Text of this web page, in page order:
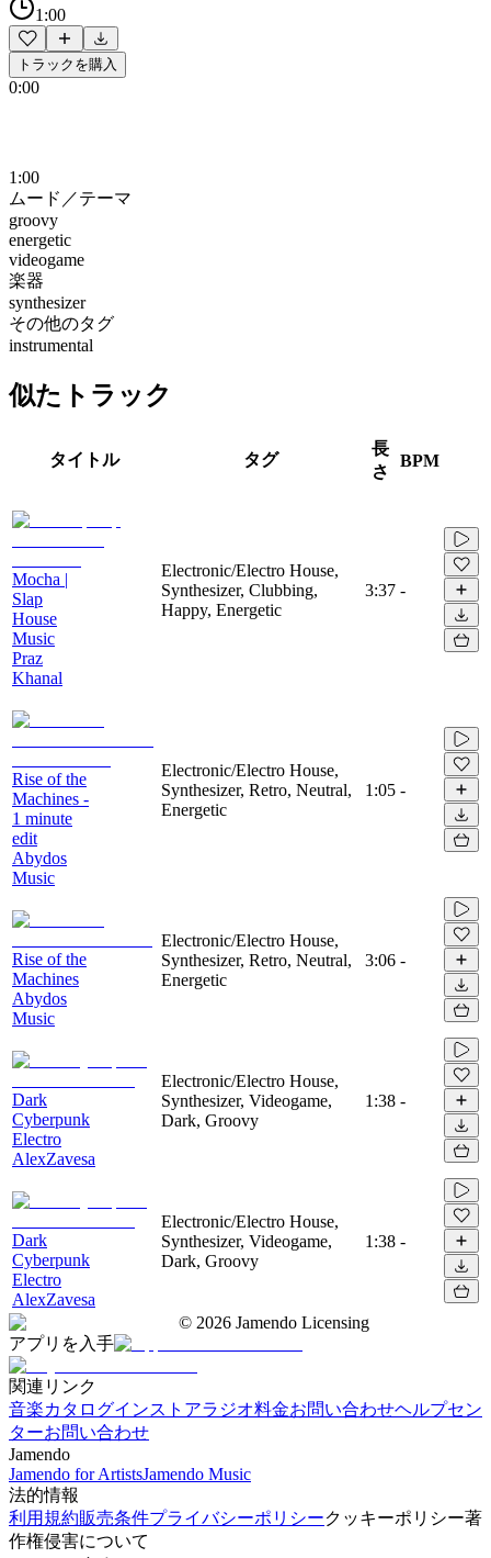
1:00
トラックを購入
0:00
1:00
ムード／テーマ
groovy
energetic
videogame
楽器
synthesizer
その他のタグ
instrumental
似たトラック
タイトル タグ
長
さ
BPM
Mocha |
Slap
House
Music
Praz
Khanal
Electronic/Electro House,
Synthesizer, Clubbing,
Happy, Energetic
3:37 -
Rise of the
Machines -
1 minute
edit
Abydos
Music
Electronic/Electro House,
Synthesizer, Retro, Neutral,
Energetic
1:05 -
Rise of the
Machines
Abydos
Music
Electronic/Electro House,
Synthesizer, Retro, Neutral,
Energetic
3:06 -
Dark
Cyberpunk
Electro
AlexZavesa
Electronic/Electro House,
Synthesizer, Videogame,
Dark, Groovy
1:38 -
Dark
Cyberpunk
Electro
AlexZavesa
Electronic/Electro House,
Synthesizer, Videogame,
Dark, Groovy
1:38 -
© 2026 Jamendo Licensing
アプリを入手
関連リンク
音楽カタログインストアラジオ料金お問い合わせヘルプセン
ターお問い合わせ
Jamendo
Jamendo for ArtistsJamendo Music
法的情報
利用規約販売条件プライバシーポリシークッキーポリシー著
作権侵害について